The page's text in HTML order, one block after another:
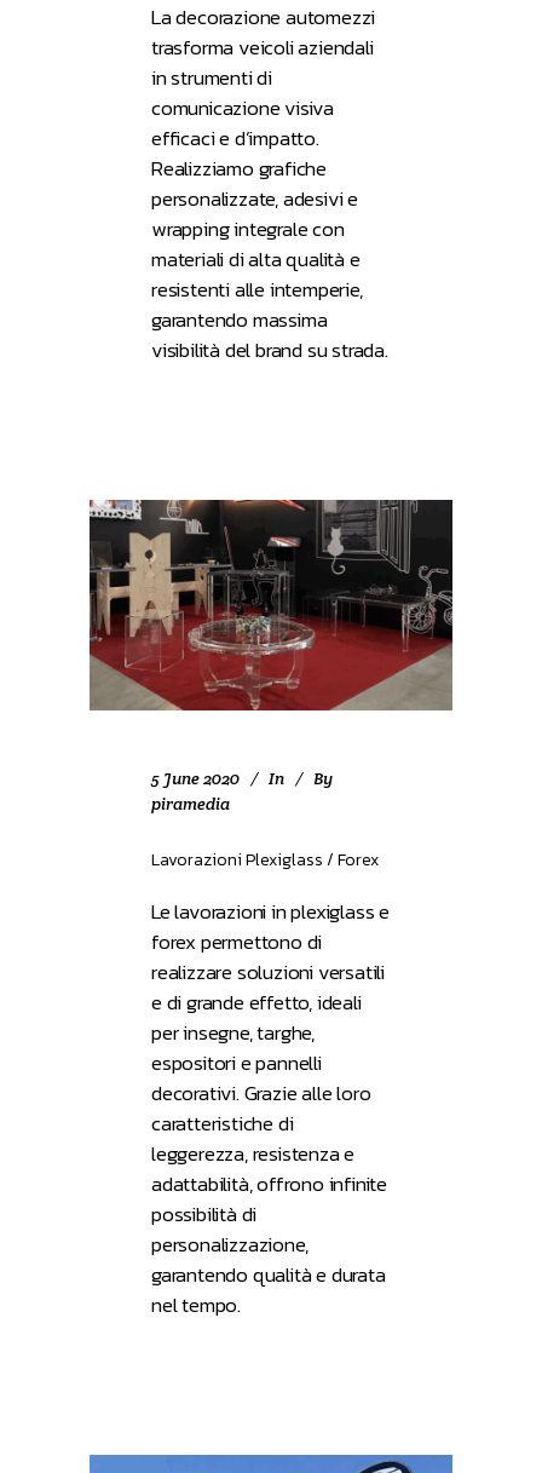
La decorazione automezzi
trasforma veicoli aziendali
in strumenti di
comunicazione visiva
efficaci e d’impatto.
Realizziamo grafiche
personalizzate, adesivi e
wrapping integrale con
materiali di alta qualità e
resistenti alle intemperie,
garantendo massima
visibilità del brand su strada.
5 June 2020 In
By
piramedia
Lavorazioni Plexiglass / Forex
Le lavorazioni in plexiglass e
forex permettono di
realizzare soluzioni versatili
e di grande effetto, ideali
per insegne, targhe,
espositori e pannelli
decorativi. Grazie alle loro
caratteristiche di
leggerezza, resistenza e
adattabilità, offrono infinite
possibilità di
personalizzazione,
garantendo qualità e durata
nel tempo.